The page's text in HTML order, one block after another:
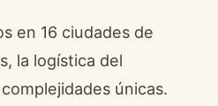
en 16 ciudades de
la logística del
únicas.